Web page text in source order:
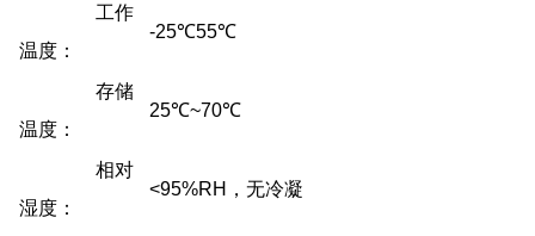
工作
温度：
-25℃55℃
存储
温度：
25℃~70℃
相对
湿度：
<95%RH，无冷凝